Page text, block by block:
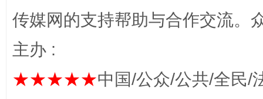
传媒网的支持帮助与合作交流。
主办 :
★★★★★中国/公众/公共/全民/